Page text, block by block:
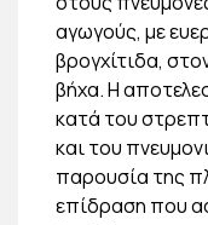
αγωγούς, με
βρογχίτιδα,
βήχα. Η
κατά του
και του
παρουσία της
επίδραση που